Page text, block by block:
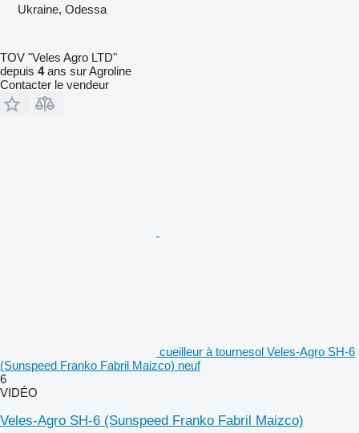
Ukraine, Odessa
TOV "Veles Agro LTD"
depuis 4ans sur Agroline
Contacter le vendeur
cueilleur à tournesol Veles-Agro SH-6
(Sunspeed Franko Fabril Maizco) neuf
6
VIDÉO
Veles-Agro SH-6 (Sunspeed Franko Fabril Maizco)